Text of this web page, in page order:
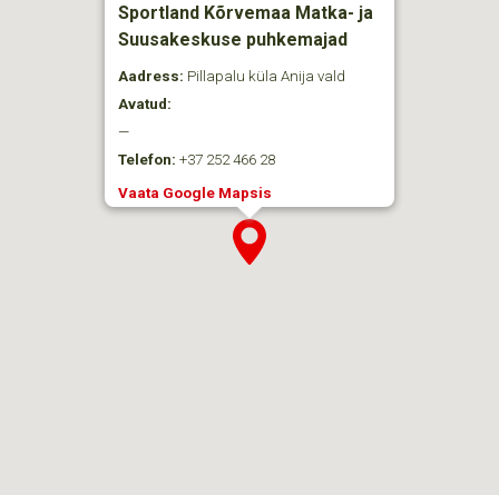
Sportland Kõrvemaa Matka- ja
Suusakeskuse puhkemajad
Aadress: Pillapalu küla Anija vald
Avatud:
—
Telefon: +37 252 466 28
Vaata Google Mapsis